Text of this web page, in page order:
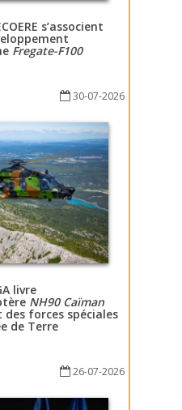
s’associent
Fregate-F100
30-07-2026
livre
NH90 Caïman
forces spéciales
de Terre
26-07-2026